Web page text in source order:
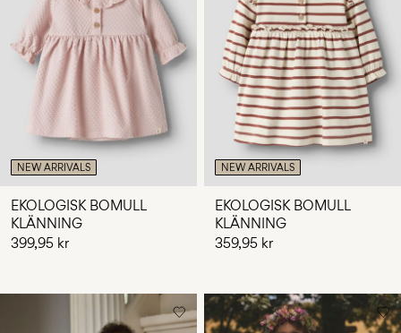
NEW ARRIVALS
EKOLOGISK BOMULL
KLÄNNING
399,95 kr
NEW ARRIVALS
EKOLOGISK BOMULL
KLÄNNING
359,95 kr